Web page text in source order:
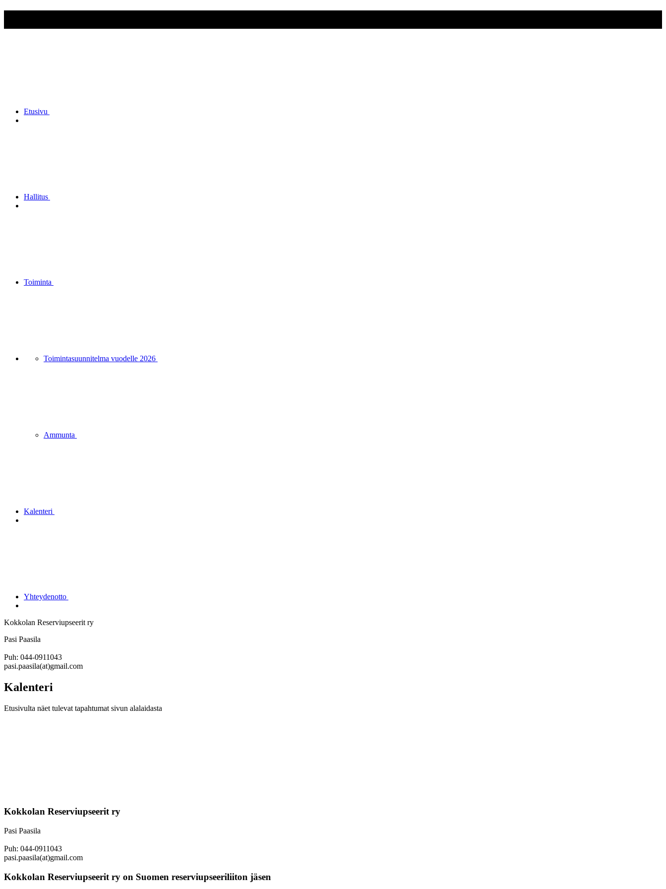
Etusivu
Hallitus
Toiminta
Toimintasuunnitelma vuodelle 2026
Ammunta
Kalenteri
Yhteydenotto
Kokkolan Reserviupseerit ry
Pasi Paasila
Puh: 044-0911043
pasi.paasila(at)gmail.com
Kalenteri
Etusivulta näet tulevat tapahtumat sivun alalaidasta
Kokkolan Reserviupseerit ry
Pasi Paasila
Puh: 044-0911043
pasi.paasila(at)gmail.com
Kokkolan Reserviupseerit ry on Suomen reserviupseeriliiton jäsen